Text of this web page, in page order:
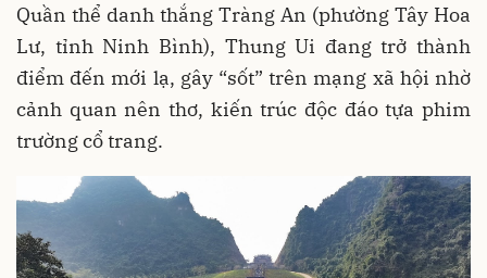
Quần thể danh thắng Tràng An (phường Tây Hoa
Lư, tỉnh Ninh Bình), Thung Ui đang trở thành
điểm đến mới lạ, gây “sốt” trên mạng xã hội nhờ
cảnh quan nên thơ, kiến trúc độc đáo tựa phim
trường cổ trang.